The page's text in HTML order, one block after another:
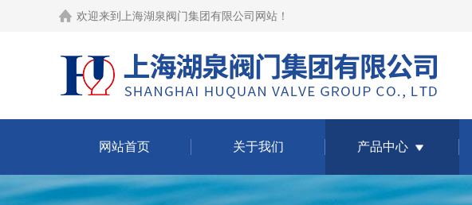
欢迎来到 上海湖泉阀门集团有限公司网站 ！
网站首页 关于我们 产品中心